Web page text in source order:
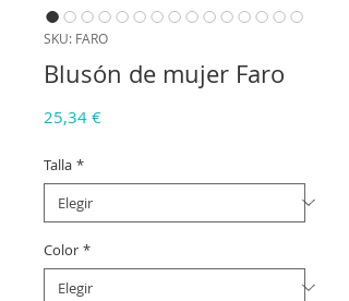
SKU: FARO
Blusón de mujer Faro
25,34 €Precio
Talla *
Color *